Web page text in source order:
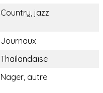
Country, jazz
Journaux
Thailandaïse
Nager, autre